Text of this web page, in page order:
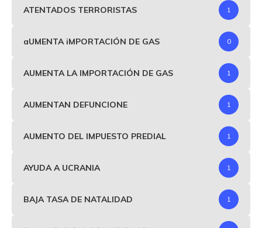
ATENTADOS TERRORISTAS 1
aUMENTA iMPORTACIÓN DE GAS 0
AUMENTA LA IMPORTACIÓN DE GAS 1
AUMENTAN DEFUNCIONE 1
AUMENTO DEL IMPUESTO PREDIAL 1
AYUDA A UCRANIA 1
BAJA TASA DE NATALIDAD 1